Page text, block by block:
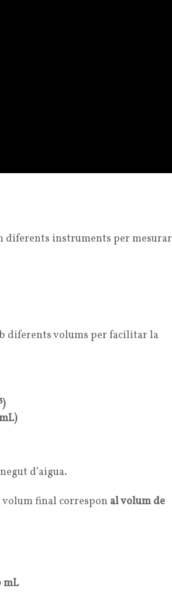
instruments per mesurar
diferents volums per facilitar la
d’aigua.
final correspon al volum de
mL